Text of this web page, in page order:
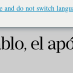
el
and do not switch